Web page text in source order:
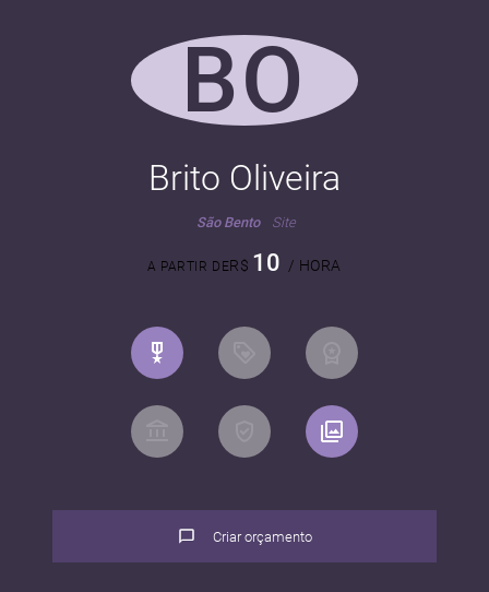
BO
Brito Oliveira
São Bento Site
A PARTIR DER$ 10 / HORA
Criar orçamento